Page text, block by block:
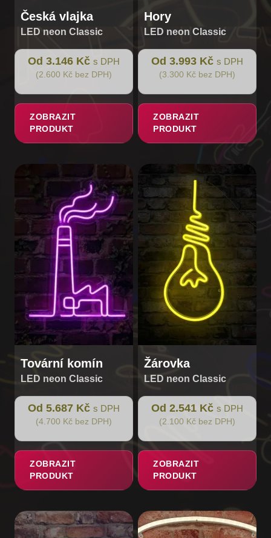
Česká vlajka
LED neon Classic
Od 3.146 Kč s DPH
(2.600 Kč bez DPH)
ZOBRAZIT
PRODUKT
Hory
LED neon Classic
Od 3.993 Kč s DPH
(3.300 Kč bez DPH)
ZOBRAZIT
PRODUKT
Tovární komín
LED neon Classic
Od 5.687 Kč s DPH
(4.700 Kč bez DPH)
ZOBRAZIT
PRODUKT
má
více
Možnosti
lze
vybrat
produktu
Žárovka
LED neon Classic
Od 2.541 Kč s DPH
(2.100 Kč bez DPH)
ZOBRAZIT
PRODUKT
produkt
má
více
Možnosti
lze
vybrat
stránce
produktu